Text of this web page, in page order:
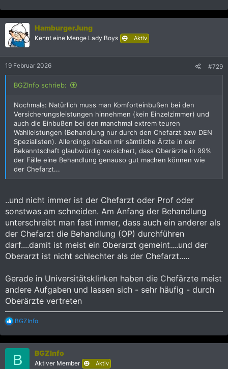
HamburgerJung
Kennt eine Menge Lady Boys Aktiv
19 Februar 2026 #729
BGZInfo schrieb:
Nochmals: Natürlich muss man Komforteinbußen bei den
Versicherungsleistungen hinnehmen (kein Einzelzimmer) und
auch die Einbußen bei den manchmal extrem teuren
Wahlleistungen (Behandlung nur durch den Chefarzt bzw DEN
Spezialisten). Allerdings haben mir sämtliche Ärzte in der
Bekanntschaft glaubwürdig versichert, dass Oberärzte in 99%
der Fälle eine Behandlung genauso gut machen können wie
der Chefarzt...
..und nicht immer ist der Chefarzt oder Prof oder
sonstwas am schneiden. Am Anfang der Behandlung
unterschreibt man fast immer, dass auch ein anderer als
der Chefarzt die Behandlung (OP) durchführen
darf....damit ist meist ein Oberarzt gemeint....und der
Oberarzt ist nicht schlechter als der Chefarzt.....
Gerade in Universitätsklinken haben die Chefärzte meist
andere Aufgaben und lassen sich - sehr häufig - durch
Oberärzte vertreten
R
a
k
i
BGZInfo
B BGZInfo
Aktiver Member Aktiv